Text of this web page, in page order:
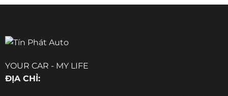
YOUR CAR - MY LIFE
ĐỊA CHỈ: